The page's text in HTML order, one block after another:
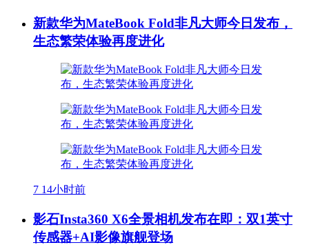
新款华为MateBook Fold非凡大师今日发布，
生态繁荣体验再度进化
7 14小时前
影石Insta360 X6全景相机发布在即：双1英寸
传感器+AI影像旗舰登场